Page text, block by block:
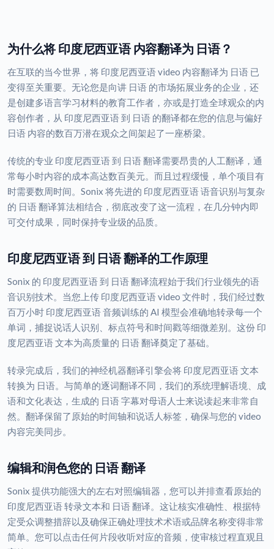
为什么将 印度尼西亚语 内容翻译为 日语？
在互联的当今世界，将 印度尼西亚语 video 内容翻译为 日语 已
变得至关重要。无论您是向讲 日语 的市场拓展业务的企业，还
是创建多语言学习材料的教育工作者，亦或是打造全球观众的内
容创作者，从 印度尼西亚语 到 日语 的翻译都在您的信息与偏好
日语 内容的数百万潜在观众之间架起了一座桥梁。
传统的专业 印度尼西亚语 到 日语 翻译需要昂贵的人工翻译，通
常每小时内容的成本高达数百美元。而且过程缓慢，单个项目有
时需要数周时间。Sonix 将先进的 印度尼西亚语 语音识别与复杂
的 日语 翻译算法相结合，彻底改变了这一流程，在几分钟内即
可交付成果，同时保持专业级的品质。
印度尼西亚语 到 日语 翻译的工作原理
Sonix 的 印度尼西亚语 到 日语 翻译流程始于我们行业领先的语
音识别技术。当您上传 印度尼西亚语 video 文件时，我们经过数
百万小时 印度尼西亚语 音频训练的 AI 模型会准确地转录每一个
单词，捕捉说话人识别、标点符号和时间戳等细微差别。这份 印
度尼西亚语 文本为高质量的 日语 翻译奠定了基础。
转录完成后，我们的神经机器翻译引擎会将 印度尼西亚语 文本
转换为 日语。与简单的逐词翻译不同，我们的系统理解语境、成
语和文化表达，生成的 日语 字幕对母语人士来说读起来非常自
然。翻译保留了原始的时间轴和说话人标签，确保与您的 video
内容完美同步。
编辑和润色您的 日语 翻译
Sonix 提供功能强大的左右对照编辑器，您可以并排查看原始的
印度尼西亚语 转录文本和 日语 翻译。这让核实准确性、根据特
定受众调整措辞以及确保正确处理技术术语或品牌名称变得非常
简单。您可以点击任何片段收听对应的音频，使审核过程直观且